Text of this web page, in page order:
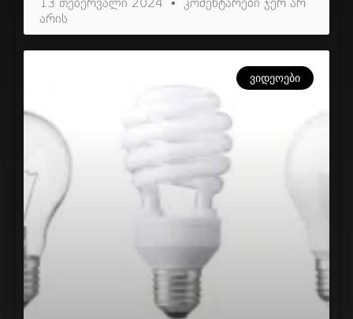
არის
ᲕᲘᲓᲔᲝᲔᲑᲘ